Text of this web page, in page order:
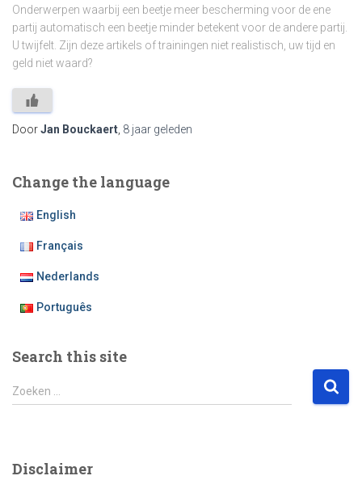
Onderwerpen waarbij een beetje meer bescherming voor de ene
partij automatisch een beetje minder betekent voor de andere partij.
U twijfelt. Zijn deze artikels of trainingen niet realistisch, uw tijd en
geld niet waard?
DoorJan Bouckaert 8 jaar geleden
Change the language
English
Français
Nederlands
Português
Search this site
Z
o
n
Zoeken …
Disclaimer